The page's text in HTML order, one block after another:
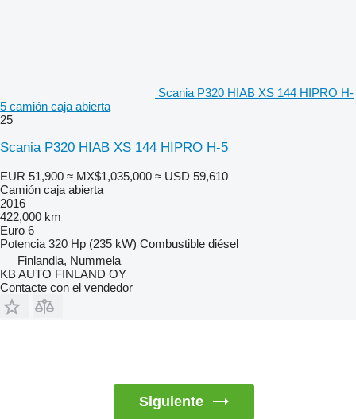
Scania P320 HIAB XS 144 HIPRO H-
5 camión caja abierta
25
Scania P320 HIAB XS 144 HIPRO H-5
EUR 51,900 ≈ MX$1,035,000 ≈ USD 59,610
Camión caja abierta
2016
422,000 km
Euro 6
Potencia 320 Hp (235 kW) Combustible diésel
Finlandia, Nummela
KB AUTO FINLAND OY
Contacte con el vendedor
Siguiente